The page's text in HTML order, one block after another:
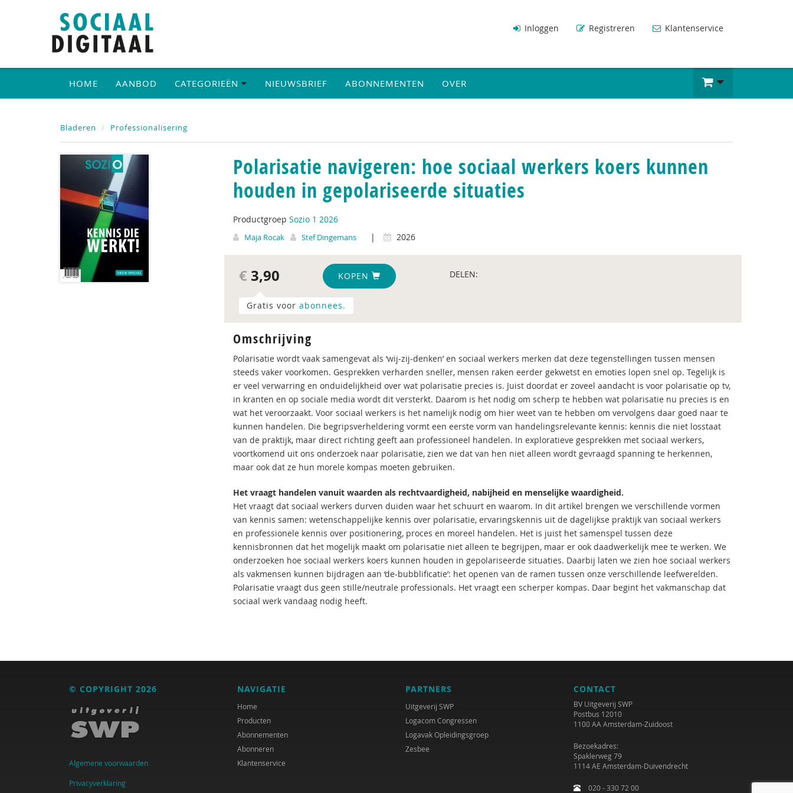
Inloggen Registreren Klantenservice
HOME AANBOD CATEGORIEËN NIEUWSBRIEF ABONNEMENTEN OVER
Bladeren Professionalisering
Polarisatie navigeren: hoe sociaal werkers koers kunnen
houden in gepolariseerde situaties
Productgroep Sozio 1 2026
Maja Rocak Stef Dingemans | 2026
€ 3,90 KOPEN DELEN:
Gratis voor abonnees.
Omschrijving
Polarisatie wordt vaak samengevat als ‘wij-zij-denken’ en sociaal werkers merken dat deze tegenstellingen tussen mensen
steeds vaker voorkomen. Gesprekken verharden sneller, mensen raken eerder gekwetst en emoties lopen snel op. Tegelijk is
er veel verwarring en onduidelijkheid over wat polarisatie precies is. Juist doordat er zoveel aandacht is voor polarisatie op tv,
in kranten en op sociale media wordt dit versterkt. Daarom is het nodig om scherp te hebben wat polarisatie nu precies is en
wat het veroorzaakt. Voor sociaal werkers is het namelijk nodig om hier weet van te hebben om vervolgens daar goed naar te
kunnen handelen. Die begripsverheldering vormt een eerste vorm van handelingsrelevante kennis: kennis die niet losstaat
van de praktijk, maar direct richting geeft aan professioneel handelen. In exploratieve gesprekken met sociaal werkers,
voortkomend uit ons onderzoek naar polarisatie, zien we dat van hen niet alleen wordt gevraagd spanning te herkennen,
maar ook dat ze hun morele kompas moeten gebruiken.
Het vraagt handelen vanuit waarden als rechtvaardigheid, nabijheid en menselijke waardigheid.
Het vraagt dat sociaal werkers durven duiden waar het schuurt en waarom. In dit artikel brengen we verschillende vormen
van kennis samen: wetenschappelijke kennis over polarisatie, ervaringskennis uit de dagelijkse praktijk van sociaal werkers
en professionele kennis over positionering, proces en moreel handelen. Het is juist het samenspel tussen deze
kennisbronnen dat het mogelijk maakt om polarisatie niet alleen te begrijpen, maar er ook daadwerkelijk mee te werken. We
onderzoeken hoe sociaal werkers koers kunnen houden in gepolariseerde situaties. Daarbij laten we zien hoe sociaal werkers
als vakmensen kunnen bijdragen aan ‘de-bubblificatie’: het openen van de ramen tussen onze verschillende leefwerelden.
Polarisatie vraagt dus geen stille/neutrale professionals. Het vraagt een scherper kompas. Daar begint het vakmanschap dat
sociaal werk vandaag nodig heeft.
© COPYRIGHT 2026
Algemene voorwaarden
Privacyverklaring
NAVIGATIE
Home
Producten
Abonnementen
Abonneren
Klantenservice
PARTNERS
Uitgeverij SWP
Logacom Congressen
Logavak Opleidingsgroep
Zesbee
CONTACT
BV Uitgeverij SWP
Postbus 12010
1100 AA Amsterdam-Zuidoost
Bezoekadres:
Spaklerweg 79
1114 AE Amsterdam-Duivendrecht
020 - 330 72 00